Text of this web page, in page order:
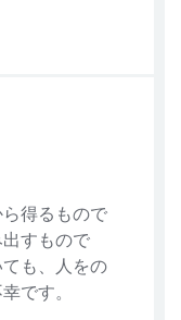
得るもので
すもので
も、人をの
です。